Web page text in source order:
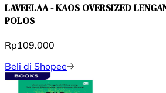
LAVEELAA - KAOS OVERSIZED
POLOS
Rp109.000
Beli di Shopee